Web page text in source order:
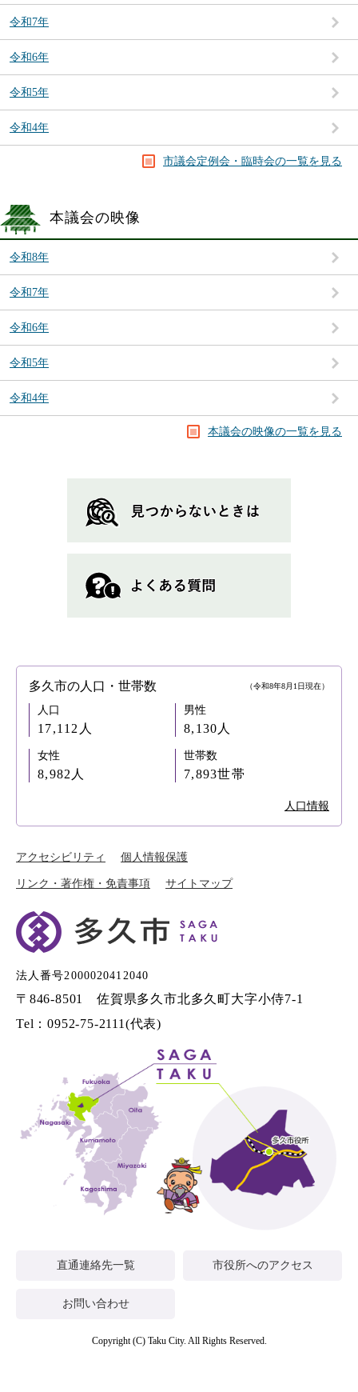
令和7年
令和6年
令和5年
令和4年
市議会定例会・臨時会の一覧を見る
本議会の映像
令和8年
令和7年
令和6年
令和5年
令和4年
本議会の映像の一覧を見る
多久市の人口・世帯数 （令和8年8月1日現在）
人口
17,112人
男性
8,130人
女性
8,982人
世帯数
7,893世帯
人口情報
アクセシビリティ 個人情報保護
リンク・著作権・免責事項 サイトマップ
法人番号2000020412040
〒846-8501 佐賀県多久市北多久町大字小侍7-1
Tel：0952-75-2111(代表)
直通連絡先一覧 市役所へのアクセス
お問い合わせ
Copyright (C) Taku City. All Rights Reserved.